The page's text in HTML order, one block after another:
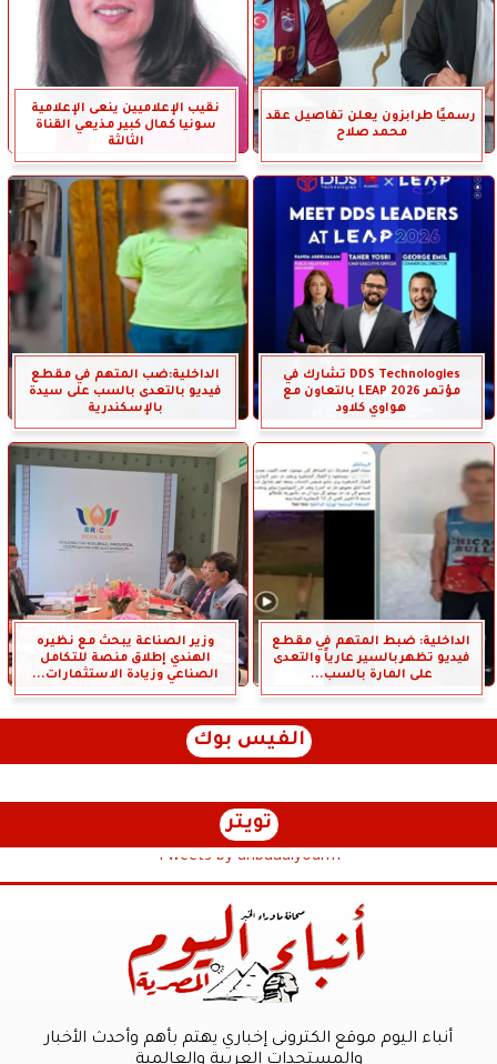
رسميًا طرابزون يعلن تفاصيل عقد
محمد صلاح
نقيب الإعلاميين ينعى الإعلامية
سونيا كمال كبير مذيعي القناة
الثالثة
DDS Technologies تشارك في
مؤتمر LEAP 2026 بالتعاون مع
هواوي كلاود
الداخلية:ضب المتهم في مقطع
فيديو بالتعدى بالسب على سيدة
بالإسكندرية
الداخلية: ضبط المتهم في مقطع
فيديو تظهربالسير عارياً والتعدى
على المارة بالسب...
وزير الصناعة يبحث مع نظيره
الهندي إطلاق منصة للتكامل
الصناعي وزيادة الاستثمارات...
الفيس بوك
تويتر
Tweets by anbaaalyoum1
أنباء اليوم موقع الكترونى إخباري يهتم بأهم وأحدث الأخبار
والمستجدات العربية والعالمية